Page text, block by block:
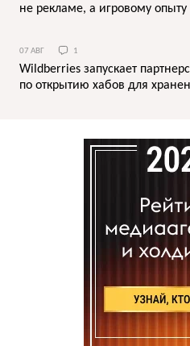
не рекламе, а игровому опыту
07 АВГ 1
Wildberries запускает
по открытию хабов для